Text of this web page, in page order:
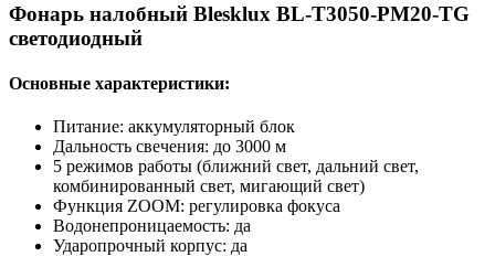
Фонарь налобный Blesklux BL-T3050-PM20-TG
светодиодный
Основные характеристики:
Питание: аккумуляторный блок
Дальность свечения: до 3000 м
5 режимов работы (ближний свет, дальний свет,
комбинированный свет, мигающий свет)
Функция ZOOM: регулировка фокуса
Водонепроницаемость: да
Ударопрочный корпус: да